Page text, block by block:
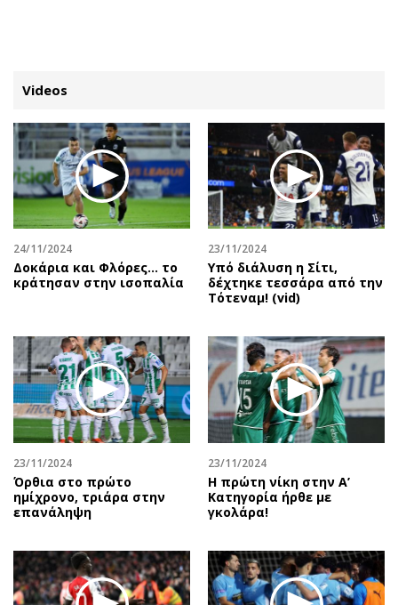
ΚΑΤΗΓΟΡΙΕΣ ΣΥΝΔΕΣΗ
Κύπρος
Παιδεία
Υγεία
Πολιτική
Βουλευτικές 2026
Προεδρικές 2023
Δημοσκοπήσεις
Διπλωματία
Αθλητισμός
Κύπρος
Ελλάδα
Διεθνή
Κληρώσεις Allwyn
Οικονομία
Real Estate
Απόψεις
Αρθρογραφία
The Hill
Υγεία
Αγγελίες
Πωλούνται
Ζητούν εργασία
Θέσεις εργασίας
Geek
Νέα
Κινητά-tablets
Social
Αυτοκίνηση
Πολιτική
Οικονομία
Videos
24/11/2024
Δοκάρια και Φλόρες… το
κράτησαν στην ισοπαλία
23/11/2024
Υπό διάλυση η Σίτι,
δέχτηκε τεσσάρα από την
Τότεναμ! (vid)
23/11/2024
Όρθια στο πρώτο
ημίχρονο, τριάρα στην
επανάληψη
23/11/2024
Η πρώτη νίκη στην Α’
Κατηγορία ήρθε με
γκολάρα!